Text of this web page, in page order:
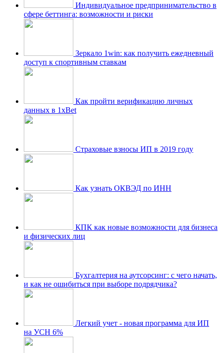
Индивидуальное предпринимательство в
сфере беттинга: возможности и риски
Зеркало 1win: как получить ежедневный
доступ к спортивным ставкам
Как пройти верификацию личных
данных в 1xBet
Страховые взносы ИП в 2019 году
Как узнать ОКВЭД по ИНН
КПК как новые возможности для бизнеса
и физических лиц
Бухгалтерия на аутсорсинг: с чего начать,
и как не ошибиться при выборе подрядчика?
Легкий учет - новая программа для ИП
на УСН 6%